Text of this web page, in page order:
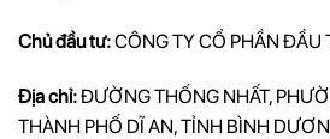
Chủ đầu tư:CÔNG TY CỔ PHẦN ĐẦU
Địa chỉ:ĐƯỜNG THỐNG NHẤT,
THÀNH PHỐ DĨ AN, TỈNH BÌNH